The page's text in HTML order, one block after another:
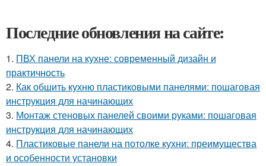
Последние обновления на сайте:
1. ПВХ панели на кухне: современный дизайн и
практичность
2. Как обшить кухню пластиковыми панелями: пошаговая
инструкция для начинающих
3. Монтаж стеновых панелей своими руками: пошаговая
инструкция для начинающих
4. Пластиковые панели на потолке кухни: преимущества
и особенности установки